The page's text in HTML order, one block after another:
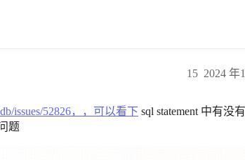
2024 年
15
issues/52826，，可以看下 sql statement 中有没
题